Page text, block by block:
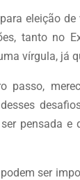
eleição
tanto no
vírgula, já
pensada
ser